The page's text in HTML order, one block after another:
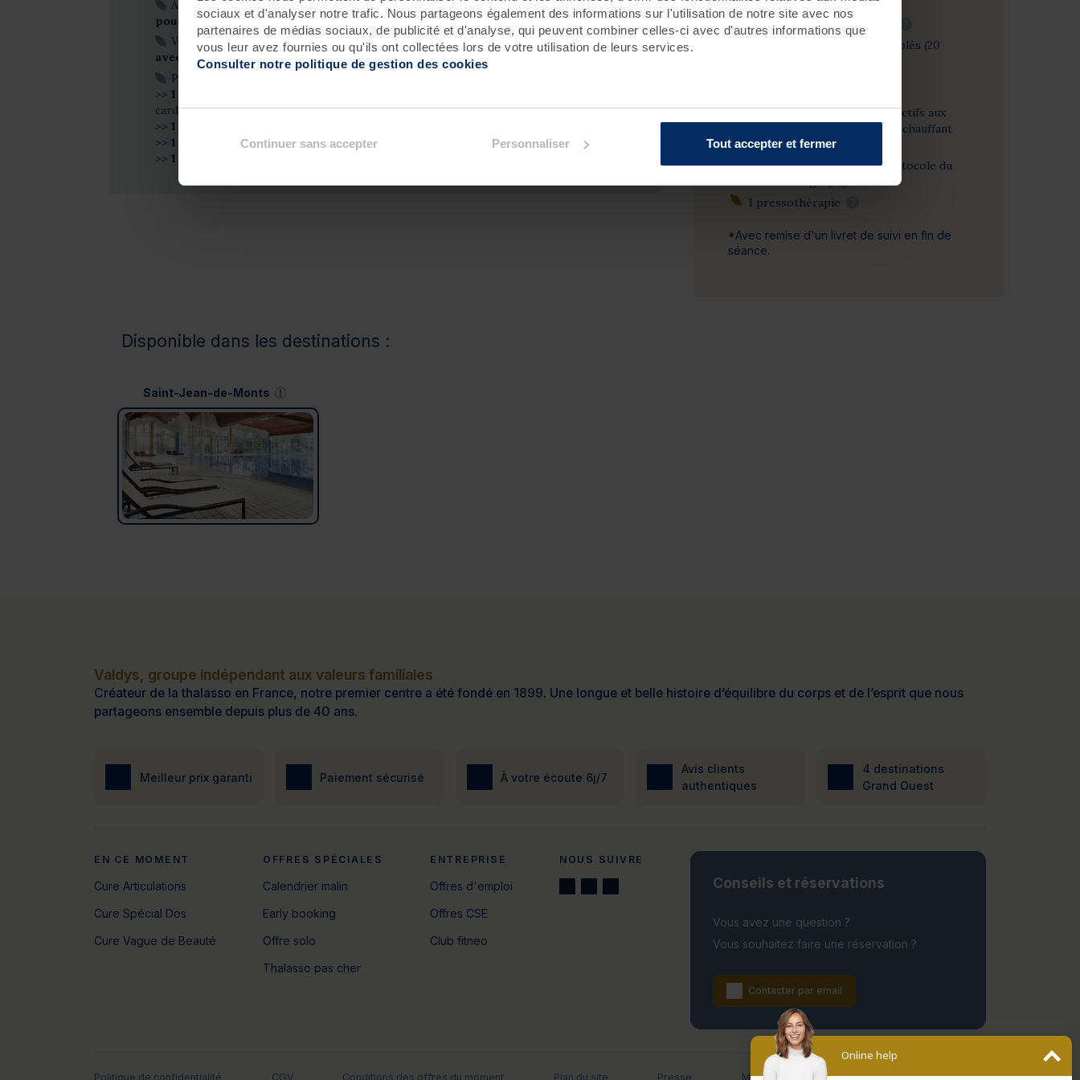
sociaux et d'analyser notre trafic. Nous partageons également des informations sur l'utilisation de notre site avec nos
partenaires de médias sociaux, de publicité et d'analyse, qui peuvent combiner celles-ci avec d'autres informations que
vous leur avez fournies ou qu'ils ont collectées lors de votre utilisation de leurs services.
Consulter notre politique de gestion des cookies
Continuer sans accepter Personnaliser Tout accepter et fermer
Au-delà des30 jours, repartez avec toutes lesclésnécessaires
pour poursuivre durablement votre transformation.
Vos soins seront répartis sur 4 semaines et un
planning sera directement établi
avec vous afin de s’adapter au mieux à votre emploi du temps
Pour toute réservation de cette formule, recevez en
>> 1 mois d'abonnement gratuit à Fitneo Premium
cardio-training, aux cours terrestres et aquatiques) durant les 30 jours (valeur : 150 €)
>> 1 crème Celluli Attack Phytomer
>> 1 serviette Valdys
>> 1 gourde Fitneo
Massages minceur
6 madérothérapies (20 mn)
2 massages palper-rouler ciblés (20
2 enveloppements thermo-actifs aux
algues sur sur matelas d'eau chauffant
?
2 douches à jet massant (protocole du
Docteur Bagot) ?
1 pressothérapie
*Avec remise d'un livret de suivi en fin de
séance.
Disponible dans les destinations :
Saint-Jean-de-Monts
Valdys, groupe indépendant aux valeurs familiales
Créateur de la thalasso en France, notre premier centre a été fondé en 1899. Une longue et belle histoire d’équilibre du corps et de l’esprit que nous
partageons ensemble depuis plus de 40 ans.
Meilleur prix garanti Paiement sécurisé À votre écoute 6j/7
Avis clients
authentiques
4 destinations
Grand Ouest
EN CE MOMENT
Cure Articulations
Cure Spécial Dos
Cure Vague de Beauté
OFFRES SPÉCIALES
Calendrier malin
Early booking
Offre solo
Thalasso pas cher
ENTREPRISE
Offres d'emploi
Offres CSE
Club fitneo
NOUS SUIVRE
Conseils et réservations
Vous avez une question ?
Vous souhaitez faire une réservation ?
Contacter par email
Politique de confidentialité CGV Conditions des offres du moment Plan du site Presse Mentions légales Date de fermeture
Online help